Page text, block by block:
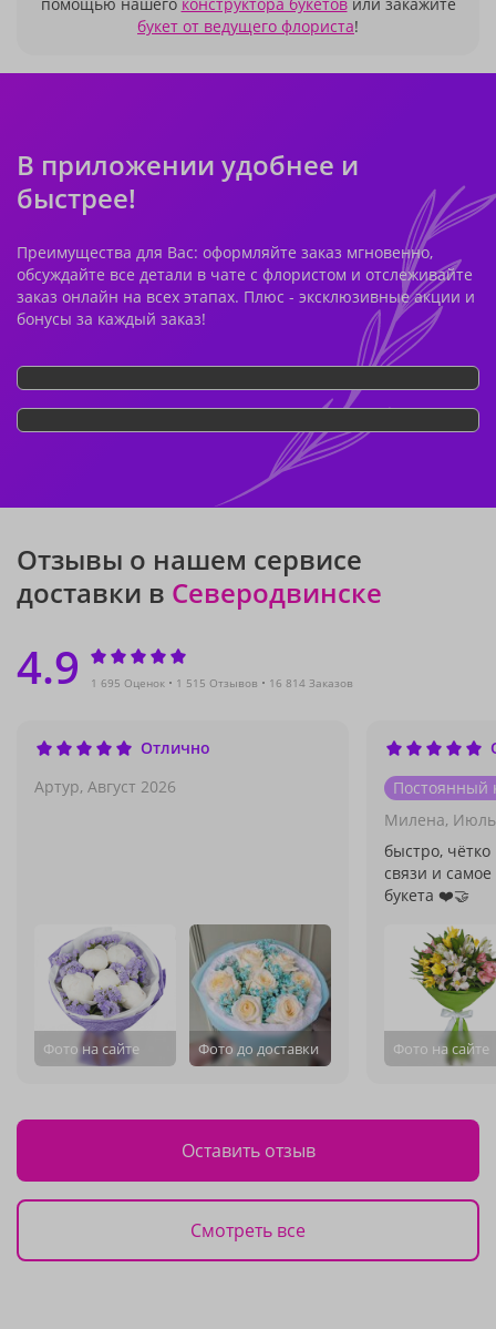
букет от ведущего флориста!
В приложении удобнее и
быстрее!
Преимущества для Вас: оформляйте заказ мгновенно,
обсуждайте все детали в чате с флористом и отслеживайте
заказ онлайн на всех этапах. Плюс - эксклюзивные акции и
бонусы за каждый заказ!
Отзывы о нашем сервисе
доставки в Северодвинске
4.9 1 695 Оценок 1 515 Отзывов 16 814 Заказов
Отлично
Артур, Август 2026
Фото на сайте Фото до доставки
Постоянный
Милена,
быстро,
связи и
букета ❤️🤝
Фото на сайте
Оставить отзыв
Смотреть все